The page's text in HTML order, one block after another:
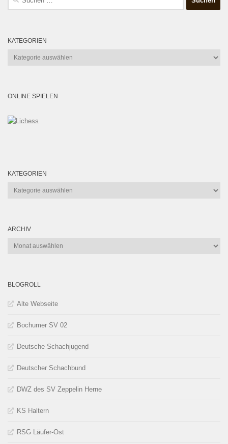
KATEGORIEN
Kategorien
ONLINE SPIELEN
KATEGORIEN
Kategorien
ARCHIV
Archiv
BLOGROLL
Alte Webseite
Bochumer SV 02
Deutsche Schachjugend
Deutscher Schachbund
DWZ des SV Zeppelin Herne
KS Haltern
RSG Läufer-Ost